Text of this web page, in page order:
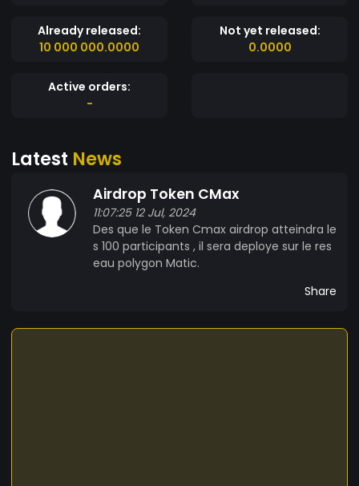
Chaines de belgique , chaines de sports, chaines
de cinema,decouverte, et bien plus encore ,Films
Des que le Token Cmax airdrop atteindra les 100
participants , il sera deploye sur le reseau
Already released:
10 000 000.0000
Not yet released:
0.0000
Active orders:
-
Latest News
Airdrop Token CMax
11:07:25 12 Jul, 2024
Des que le Token Cmax airdrop atteindra le
s 100 participants , il sera deploye sur le res
eau polygon Matic.
Share